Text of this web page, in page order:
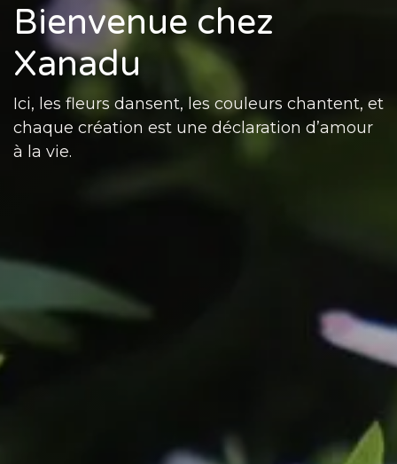
Bienvenue chez
Xanadu
Ici, les fleurs dansent, les couleurs chantent, et
chaque création est une déclaration d’amour
à la vie.